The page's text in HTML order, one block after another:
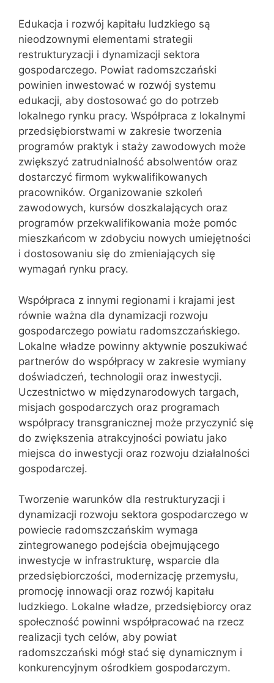
Edukacja i rozwój kapitału ludzkiego są
nieodzownymi elementami strategii
restrukturyzacji i dynamizacji sektora
gospodarczego. Powiat radomszczański
powinien inwestować w rozwój systemu
edukacji, aby dostosować go do potrzeb
lokalnego rynku pracy. Współpraca z lokalnymi
przedsiębiorstwami w zakresie tworzenia
programów praktyk i staży zawodowych może
zwiększyć zatrudnialność absolwentów oraz
dostarczyć firmom wykwalifikowanych
pracowników. Organizowanie szkoleń
zawodowych, kursów doszkalających oraz
programów przekwalifikowania może pomóc
mieszkańcom w zdobyciu nowych umiejętności
i dostosowaniu się do zmieniających się
wymagań rynku pracy.
Współpraca z innymi regionami i krajami jest
równie ważna dla dynamizacji rozwoju
gospodarczego powiatu radomszczańskiego.
Lokalne władze powinny aktywnie poszukiwać
partnerów do współpracy w zakresie wymiany
doświadczeń, technologii oraz inwestycji.
Uczestnictwo w międzynarodowych targach,
misjach gospodarczych oraz programach
współpracy transgranicznej może przyczynić się
do zwiększenia atrakcyjności powiatu jako
miejsca do inwestycji oraz rozwoju działalności
gospodarczej.
Tworzenie warunków dla restrukturyzacji i
dynamizacji rozwoju sektora gospodarczego w
powiecie radomszczańskim wymaga
zintegrowanego podejścia obejmującego
inwestycje w infrastrukturę, wsparcie dla
przedsiębiorczości, modernizację przemysłu,
promocję innowacji oraz rozwój kapitału
ludzkiego. Lokalne władze, przedsiębiorcy oraz
społeczność powinni współpracować na rzecz
realizacji tych celów, aby powiat
radomszczański mógł stać się dynamicznym i
konkurencyjnym ośrodkiem gospodarczym.